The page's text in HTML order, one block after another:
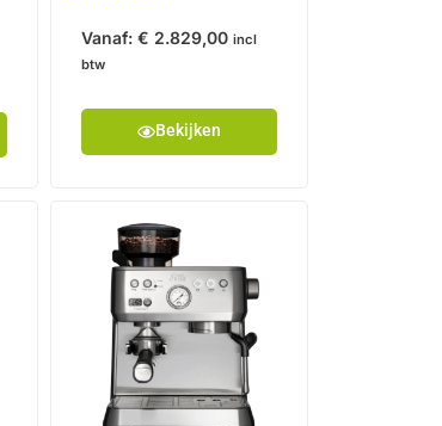
Vanaf: € 2.829,00 incl
btw
Bekijken